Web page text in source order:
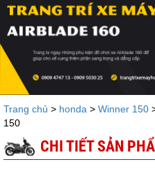
Trang chủ > honda > Winner 150
150
CHI TIẾT SẢN